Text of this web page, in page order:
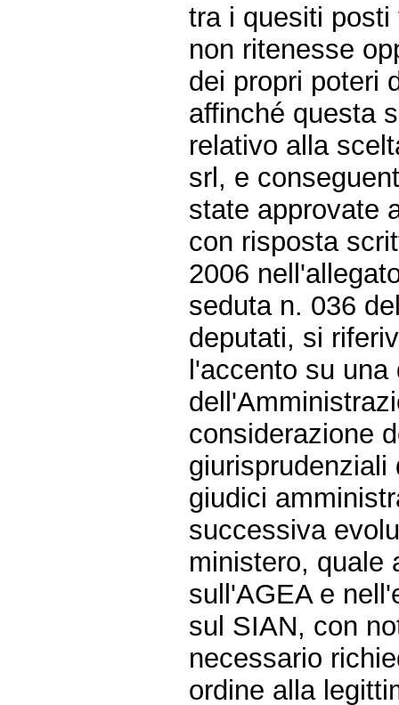
tra i quesiti
non ritenesse
dei propri poteri
affinché questa
relativo alla
srl, e
state approvate
con risposta
2006
seduta n. 036
deputati, si
l'accento su
considerazione
giudici
successiva
ministero, quale
sull'AGEA e
sul SIAN, con
necessario
ordine alla